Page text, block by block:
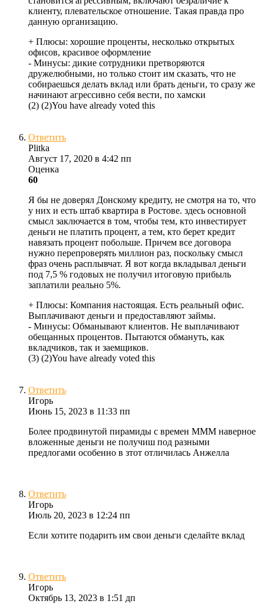
клиенту, плевательское отношение. Такая правда про
данную организацию.
+ Плюсы: хорошие проценты, несколько открытых
офисов, красивое оформление
- Минусы: дикие сотрудники претворяются
дружелюбными, но только стоит им сказать, что не
собираешься делать вклад или брать деньги, то сразу же
начинают агрессивно себя вести, по хамски
(2) (2)You have already voted this
Ответить
Plitka
Август 17, 2020 в 4:42 пп
Оценка
60
Я бы не доверял Донскому кредиту, не смотря на то, что
у них и есть штаб квартира в Ростове. здесь основной
смысл заключается в том, чтобы тем, кто инвестирует
деньги не платить процент, а тем, кто берет кредит
навязать процент побольше. Причем все договора
нужно перепроверять миллион раз, поскольку смысл
фраз очень расплывчат. Я вот когда вкладывал деньги
под 7,5 % годовых не получил итоговую прибыль
заплатили реально 5%.
+ Плюсы: Компания настоящая. Есть реальный офис.
Выплачивают деньги и предоставляют займы.
- Минусы: Обманывают клиентов. Не выплачивают
обещанных процентов. Пытаются обмануть, как
вкладчиков, так и заемщиков.
(3) (2)You have already voted this
Ответить
Игорь
Июнь 15, 2023 в 11:33 пп
Более продвинутой пирамиды с времен МММ наверное
вложенные деньги не получиш под разными
предлогами особенно в зтот отличилась Анжелла
Ответить
Игорь
Июль 20, 2023 в 12:24 пп
Если хотите подарить им свои деньги сделайте вклад
Ответить
Игорь
Октябрь 13, 2023 в 1:51 дп